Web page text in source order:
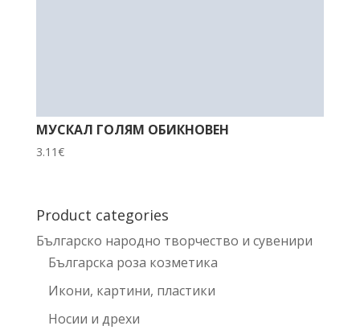
МУСКАЛ ГОЛЯМ ОБИКНОВЕН
3.11€
Product categories
Българско народно творчество и сувенири
Българска роза козметика
Икони, картини, пластики
Носии и дрехи